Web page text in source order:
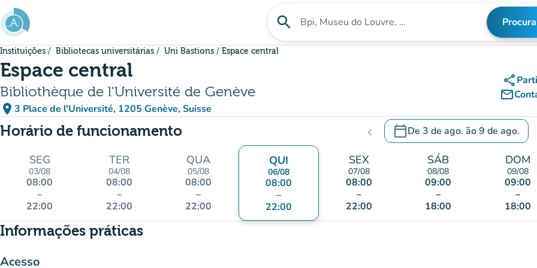
Ir para o conteúdo principal
search Procura uma instituição
Instituições Bibliotecas universitárias Uni Bastions Espace central
Espace central
Bibliothèque de l'Université de Genève
place 3 Place de l'Université, 1205 Genève, Suisse
(abrir no Google Maps)
(novo separador)
share
mail_outline
Horário de funcionamento chevron_left calendar_todayDe 3 de ago. ão9 de ago.
.Abra o calendário para alterar as
SEG
03/08
08:00
–
22:00
TER
04/08
08:00
–
22:00
QUA
05/08
08:00
–
22:00
QUI
06/08
08:00
–
22:00
SEX
07/08
08:00
–
22:00
SÁB
08/08
09:00
–
18:00
DOM
09/08
09:00
–
18:00
Informações práticas
Acesso